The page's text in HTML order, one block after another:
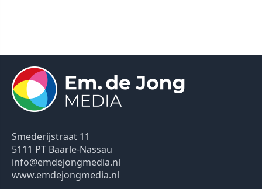
Smederijstraat 11
5111 PT Baarle-Nassau
info@emdejongmedia.nl
www.emdejongmedia.nl